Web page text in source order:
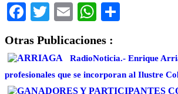
Facebook
TwitterEmailWhatsApp
Otras Publicaciones :
RadioNoticia.- Enrique
profesionales que se incorporan al Ilustre